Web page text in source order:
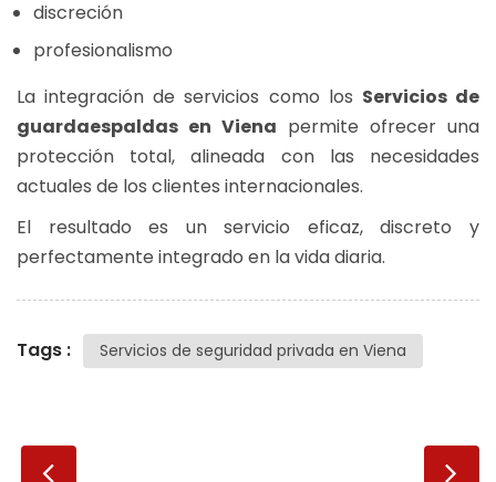
discreción
profesionalismo
La integración de servicios como los Servicios de
guardaespaldas en Viena permite ofrecer una
protección total, alineada con las necesidades
actuales de los clientes internacionales.
El resultado es un servicio eficaz, discreto y
perfectamente integrado en la vida diaria.
Tags : Servicios de seguridad privada en Viena